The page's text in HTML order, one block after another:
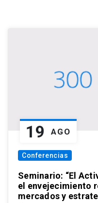
19 AGO
Conferencias
Seminario: “El
el envejecimiento
mercados y